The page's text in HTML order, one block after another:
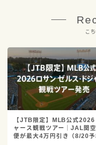
こ
【JTB限定】MLB公式2026
ャース観戦ツアー｜JAL関
便が最大4万円引き（8/20予